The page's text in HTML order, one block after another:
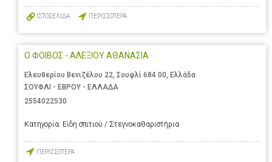
ΙΣΤΟΣΕΛΙΔΑ ΠΕΡΙΣΣΟΤΕΡΑ
Ο ΦΟΙΒΟΣ - ΑΛΕΞΙΟΥ ΑΘΑΝΑΣΙΑ
Ελευθερίου Βενιζέλου 22, Σουφλί 684 00, Ελλάδα
ΣΟΥΦΛΙ - ΕΒΡΟΥ - ΕΛΛΑΔΑ
2554022530
Κατηγορία: Είδη σπιτιού / Στεγνοκαθαριστήρια
ΠΕΡΙΣΣΟΤΕΡΑ